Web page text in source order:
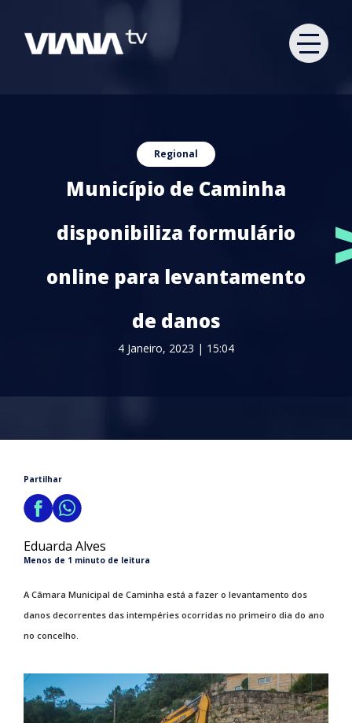
Regional
Município de Caminha
disponibiliza formulário
online para levantamento
de danos
4 Janeiro, 2023 | 15:04
Partilhar
Eduarda Alves
Menos de 1 minuto de leitura
A Câmara Municipal de Caminha está a fazer o levantamento dos
danos decorrentes das intempéries ocorridas no primeiro dia do ano
no concelho.